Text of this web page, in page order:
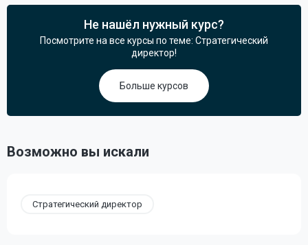
Не нашёл нужный курс?
Посмотрите на все курсы по теме: Стратегический
директор!
Больше курсов
Возможно вы искали
Стратегический директор